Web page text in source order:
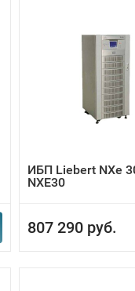
ИБП Liebert NXe
NXE30
807 290 руб.